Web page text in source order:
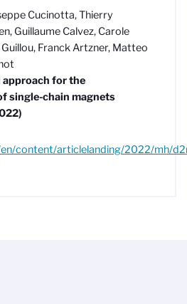
Cucinotta, Thierry
Guillaume Calvez, Carole
Franck Artzner, Matteo
approach for the
single-chain magnets
content/articlelanding/2022/mh/